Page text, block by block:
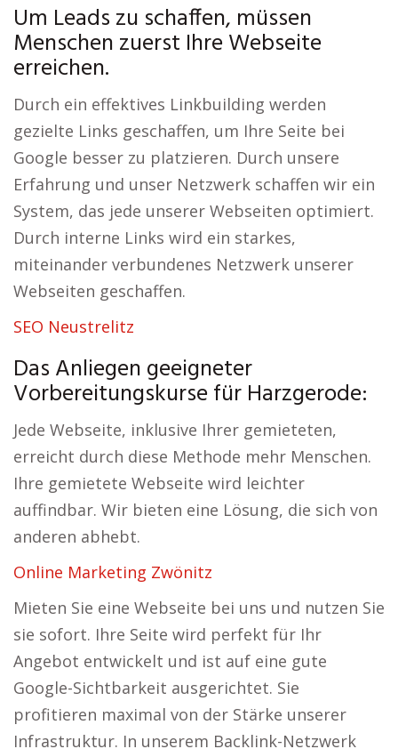
Um Leads zu schaffen, müssen
Menschen zuerst Ihre Webseite
erreichen.
Durch ein effektives Linkbuilding werden
gezielte Links geschaffen, um Ihre Seite bei
Google besser zu platzieren. Durch unsere
Erfahrung und unser Netzwerk schaffen wir ein
System, das jede unserer Webseiten optimiert.
Durch interne Links wird ein starkes,
miteinander verbundenes Netzwerk unserer
Webseiten geschaffen.
SEO Neustrelitz
Das Anliegen geeigneter
Vorbereitungskurse für Harzgerode:
Jede Webseite, inklusive Ihrer gemieteten,
erreicht durch diese Methode mehr Menschen.
Ihre gemietete Webseite wird leichter
auffindbar. Wir bieten eine Lösung, die sich von
anderen abhebt.
Online Marketing Zwönitz
Mieten Sie eine Webseite bei uns und nutzen Sie
sie sofort. Ihre Seite wird perfekt für Ihr
Angebot entwickelt und ist auf eine gute
Google-Sichtbarkeit ausgerichtet. Sie
profitieren maximal von der Stärke unserer
Infrastruktur. In unserem Backlink-Netzwerk